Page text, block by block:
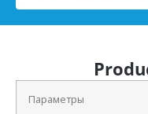
Параметры